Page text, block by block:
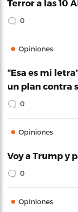
Terror a las 10
0
Opiniones
“Esa es mi
un plan contra
0
Opiniones
Voy a Trump y
0
Opiniones